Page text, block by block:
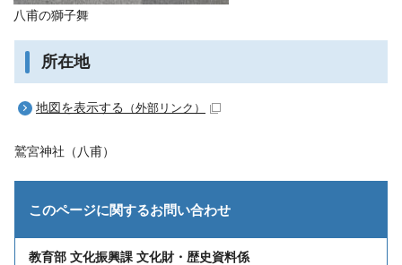
八甫の獅子舞
所在地
地図を表示する （外部リンク）
鷲宮神社（八甫）
このページに関するお問い合わせ
教育部 文化振興課 文化財・歴史資料係